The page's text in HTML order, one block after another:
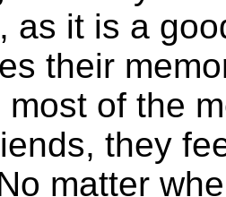
as it is a
their
most of the
they
matter